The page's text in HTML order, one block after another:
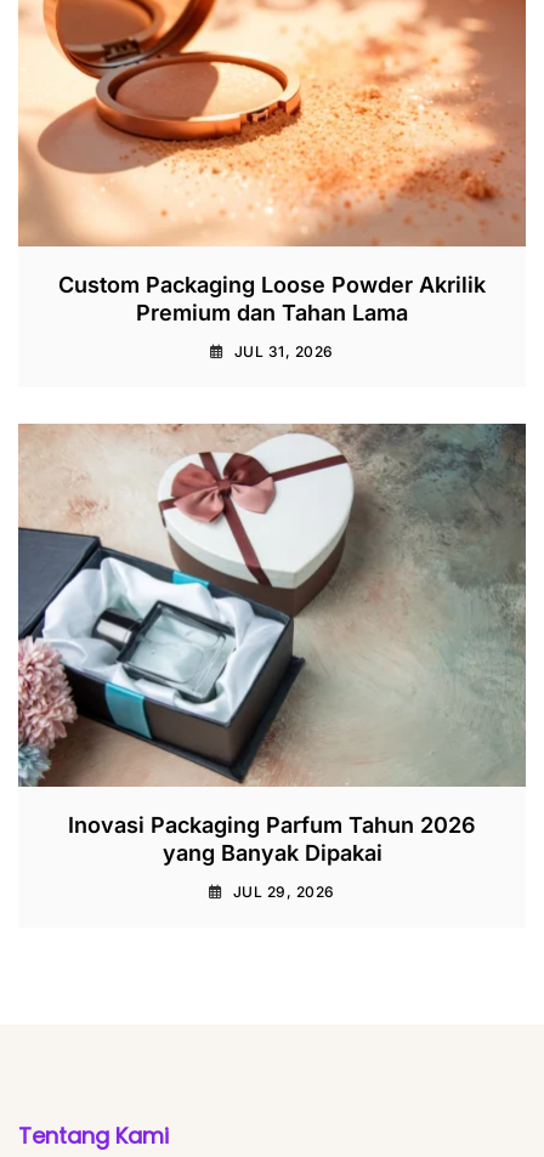
Custom Packaging Loose Powder Akrilik
Premium dan Tahan Lama
JUL 31, 2026
Inovasi Packaging Parfum Tahun 2026
yang Banyak Dipakai
JUL 29, 2026
Tentang Kami